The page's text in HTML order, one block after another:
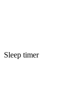
Sleep timer